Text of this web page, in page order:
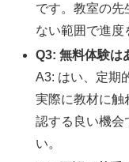
です。教室の先
ない範囲で進度
Q3: 無料体験は
A3: はい、定期
実際に教材に触
認する良い機会
い。